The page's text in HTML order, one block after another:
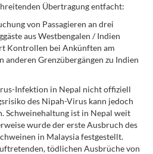
Übertragung entfacht:
von Passagieren an drei
aus Westbengalen / Indien
Kontrollen bei Ankünften am
anderen Grenzübergängen zu Indien
Infektion in Nepal nicht offiziell
des Nipah-Virus kann jedoch
Schweinehaltung ist in Nepal weit
wurde der erste Ausbruch des
in Malaysia festgestellt.
tödlichen Ausbrüche von